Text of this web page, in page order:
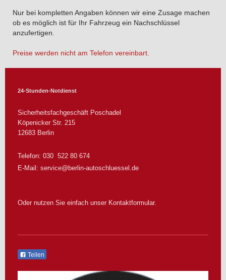
Nur bei kompletten Angaben können wir eine Zusage machen
ob es möglich ist für Ihr Fahrzeug ein Nachschlüssel
anzufertigen.
Preise werden nicht am Telefon vereinbart.
24-Stunden-Notdienst
Sicherheitsfachgeschäft Poschadel
Köpenicker Str. 215
12683 Berlin
Telefon: 030 522 80 674
E-Mail: service@berlin-autoschluessel.de
Oder nutzen Sie einfach unser Kontaktformular.
Teilen